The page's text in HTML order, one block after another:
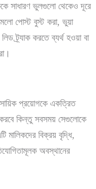
সাধারণ ভুলগুলো থেকেও দূরে
পোস্ট বুস্ট করা, ভুয়া
ট্র্যাক করতে ব্যর্থ হওয়া বা
প্রয়োগকে একত্রিত
করবে কিন্তু সবসময় সেগুলোকে
মালিকদের বিক্রয় বৃদ্ধি,
অবস্থানের